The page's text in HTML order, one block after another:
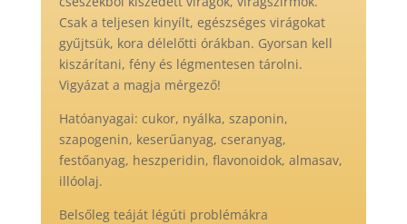
Csak a teljesen kinyílt, egészséges virágokat
gyűjtsük, kora délelőtti órákban. Gyorsan kell
kiszárítani, fény és légmentesen tárolni.
Vigyázat a magja mérgező!
Hatóanyagai: cukor, nyálka, szaponin,
szapogenin, keserűanyag, cseranyag,
festőanyag, heszperidin, flavonoidok, almasav,
illóolaj.
Belsőleg teáját légúti problémákra